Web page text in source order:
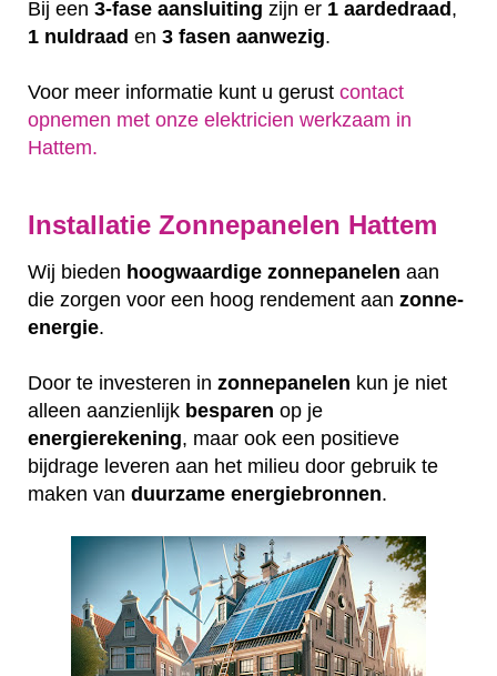
Bij een 3-fase aansluiting zijn er 1 aardedraad,
1 nuldraad en 3 fasen aanwezig.
Voor meer informatie kunt u gerust contact
opnemen met onze elektricien werkzaam in
Hattem.
Installatie Zonnepanelen Hattem
Wij bieden hoogwaardige zonnepanelen aan
die zorgen voor een hoog rendement aan zonne-
energie.
Door te investeren in zonnepanelen kun je niet
alleen aanzienlijk besparen op je
energierekening, maar ook een positieve
bijdrage leveren aan het milieu door gebruik te
maken van duurzame energiebronnen.